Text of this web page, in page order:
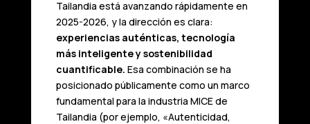
Tailandia está avanzando rápidamente en
2025-2026, y la dirección es clara:
experiencias auténticas, tecnología
más inteligente y sostenibilidad
cuantificable. Esa combinación se ha
posicionado públicamente como un marco
fundamental para la industria MICE de
Tailandia (por ejemplo, «Autenticidad,